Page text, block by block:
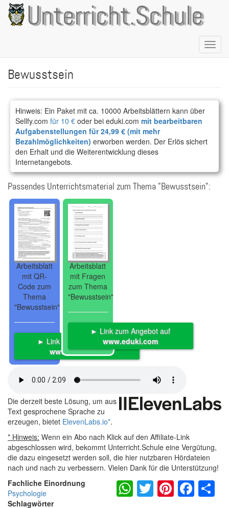
Direkt
zum
Inhalt
Unterricht.Schule
Bewusstsein
Hinweis: Ein Paket mit ca. 10000 Arbeitsblättern kann über
Sellfy.com für 10 € oder bei eduki.com mit bearbeitbaren
Aufgabenstellungen für 24,99 € (mit mehr
Bezahlmöglichkeiten) erworben werden. Der Erlös sichert
den Erhalt und die Weiterentwicklung dieses
Internetangebots.
Passendes Unterrichtsmaterial zum Thema "Bewusstsein":
Arbeitsblatt
mit QR-
Code zum
Thema
"Bewusstsein"
► Link zum Angebot auf
www.eduki.com
Arbeitsblatt
mit Fragen
zum Thema
"Bewusstsein"
► Link zum Angebot auf
www.eduki.com
Die derzeit beste Lösung, um aus
Text gesprochene Sprache zu
erzeugen, bietet ElevenLabs.io*.
* Hinweis: Wenn ein Abo nach Klick auf den Affiliate-Link
abgeschlossen wird, bekommt Unterricht.Schule eine Vergütung,
die dazu eingesetzt werden soll, die hier nutzbaren Hördateien
nach und nach zu verbessern. Vielen Dank für die Unterstützung!
Fachliche Einordnung
Psychologie
Schlagwörter
WhatsApp
Twitter